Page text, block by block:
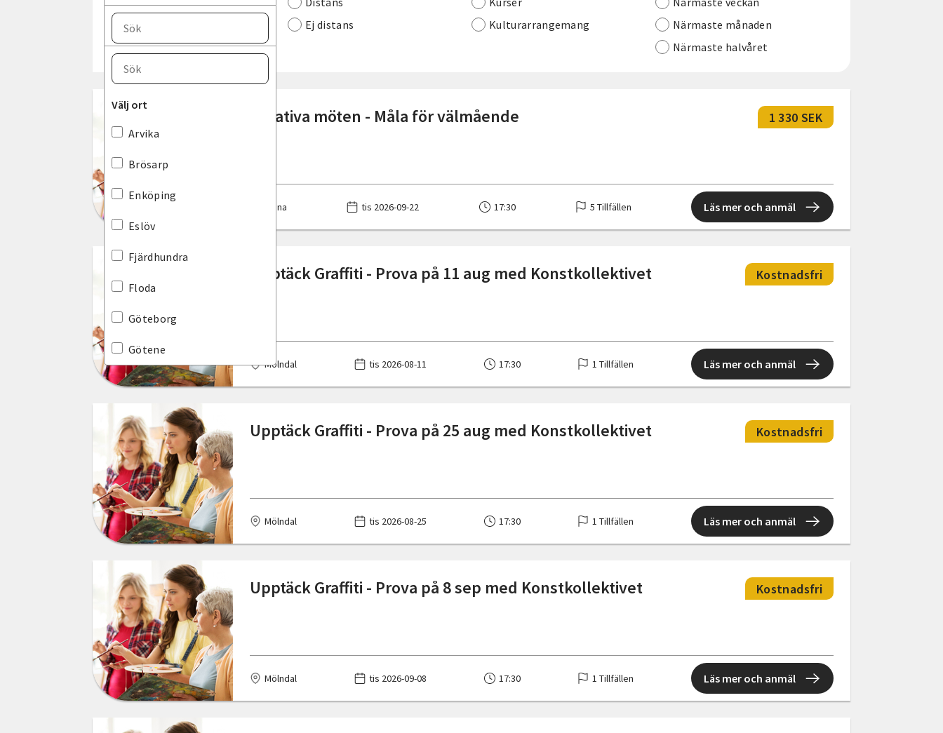
Välj län
Norrbottens län
Stockholms län
Södermanlands län
Uppsala län
Värmlands län
Västernorrlands län
Västmanlands län
Västra Götalands län
Örebro län
Välj ort
Välj ort
Arvika
Brösarp
Enköping
Eslöv
Fjärdhundra
Floda
Göteborg
Götene
Halmstad
Haparanda
Henån
Hyltebruk
Järpen
Jönköping
Karlshamn
Karlskrona
Kinna
Krylbo
Kungsbacka
Ej distans
Kulturarrangemang
Närmaste månaden
Närmaste halvåret
Kreativa möten - Måla för välmående 1 330 SEK
Kinna tis 2026-09-22 17:30 5 Tillfällen Läs mer och anmäl
Upptäck Graffiti - Prova på 11 aug med Konstkollektivet Kostnadsfri
Mölndal tis 2026-08-11 17:30 1 Tillfällen Läs mer och anmäl
Upptäck Graffiti - Prova på 25 aug med Konstkollektivet Kostnadsfri
Mölndal tis 2026-08-25 17:30 1 Tillfällen Läs mer och anmäl
Upptäck Graffiti - Prova på 8 sep med Konstkollektivet Kostnadsfri
Mölndal tis 2026-09-08 17:30 1 Tillfällen Läs mer och anmäl